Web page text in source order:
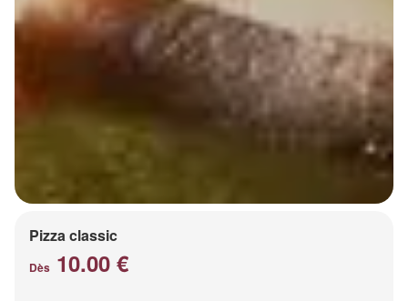
Pizza classic
Dès 10.00 €